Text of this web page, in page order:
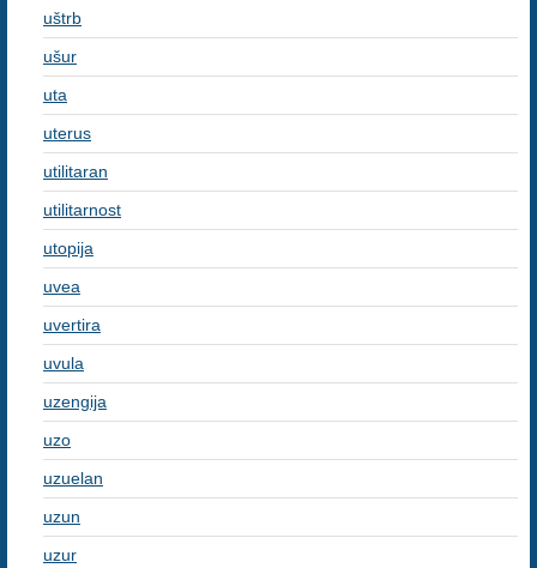
uštrb
ušur
uta
uterus
utilitaran
utilitarnost
utopija
uvea
uvertira
uvula
uzengija
uzo
uzuelan
uzun
uzur